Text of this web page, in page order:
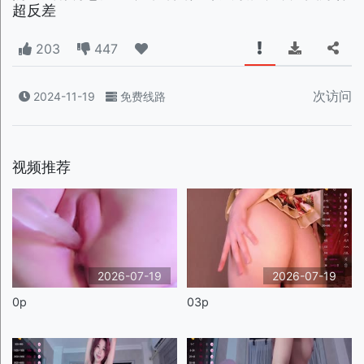
超反差
203 447
2024-11-19 免费线路 次访问
视频推荐
2026-07-19
0p
2026-07-19
03p